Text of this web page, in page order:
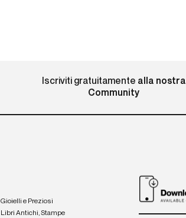
Iscriviti gratuitamente alla nostra
Community
Gioielli e Preziosi
Libri Antichi, Stampe